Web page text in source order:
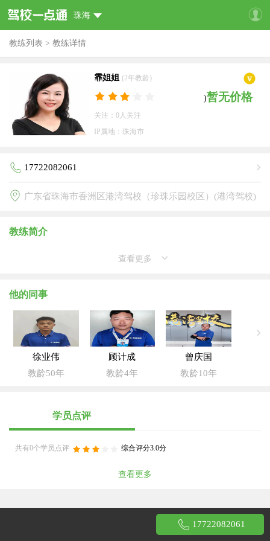
珠海
教练列表 > 教练详情
霏姐姐 (2年教龄)
)暂无价格
关注：0人关注
IP属地：珠海市
17722082061
广东省珠海市香洲区港湾驾校（珍珠乐园校区）(港湾驾校)
教练简介
查看更多
他的同事
徐业伟
教龄50年
顾计成
教龄4年
曾庆国
教龄10年
学员点评
共有0个学员点评 综合评分3.0分
查看更多
17722082061